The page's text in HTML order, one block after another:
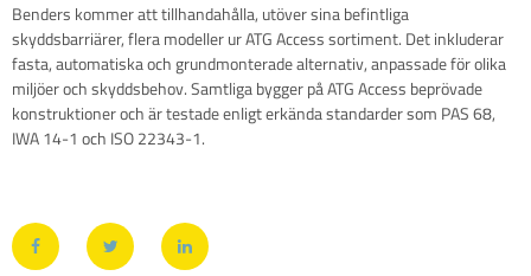
Benders kommer att tillhandahålla, utöver sina befintliga
skyddsbarriärer, flera modeller ur ATG Access sortiment. Det inkluderar
fasta, automatiska och grundmonterade alternativ, anpassade för olika
miljöer och skyddsbehov. Samtliga bygger på ATG Access beprövade
konstruktioner och är testade enligt erkända standarder som PAS 68,
IWA 14-1 och ISO 22343-1.